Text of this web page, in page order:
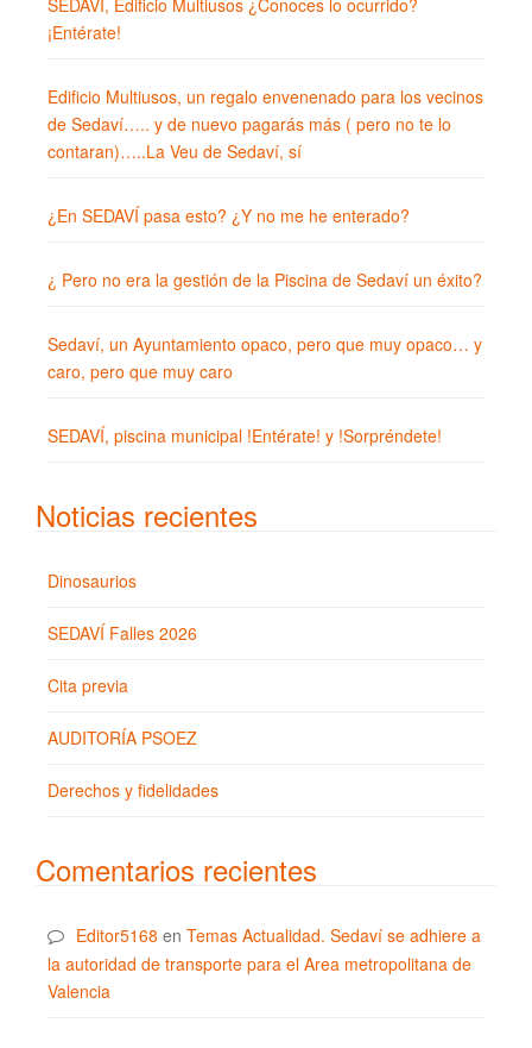
SEDAVÍ, Edificio Multiusos ¿Conoces lo ocurrido?
¡Entérate!
Edificio Multiusos, un regalo envenenado para los vecinos
de Sedaví….. y de nuevo pagarás más ( pero no te lo
contaran)…..La Veu de Sedaví, sí
¿En SEDAVÍ pasa esto? ¿Y no me he enterado?
¿ Pero no era la gestión de la Piscina de Sedaví un éxito?
Sedaví, un Ayuntamiento opaco, pero que muy opaco… y
caro, pero que muy caro
SEDAVÍ, piscina municipal !Entérate! y !Sorpréndete!
Noticias recientes
Dinosaurios
SEDAVÍ Falles 2026
Cita previa
AUDITORÍA PSOEZ
Derechos y fidelidades
Comentarios recientes
Editor5168 en Temas Actualidad. Sedaví se adhiere a
la autoridad de transporte para el Area metropolitana de
Valencia